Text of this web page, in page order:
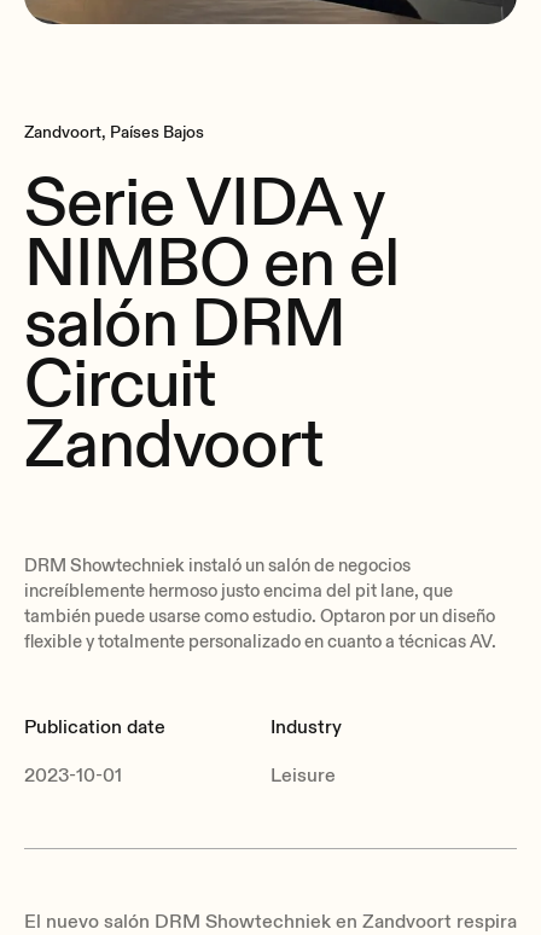
Zandvoort, Países Bajos
Serie VIDA y
NIMBO en el
salón DRM
Circuit
Zandvoort
DRM Showtechniek instaló un salón de negocios
increíblemente hermoso justo encima del pit lane, que
también puede usarse como estudio. Optaron por un diseño
flexible y totalmente personalizado en cuanto a técnicas AV.
Publication date
2023-10-01
Industry
Leisure
El nuevo salón DRM Showtechniek en Zandvoort respira